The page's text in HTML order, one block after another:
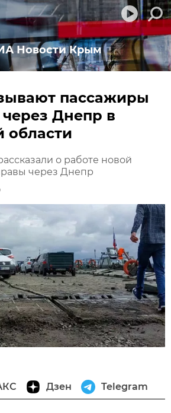
Новости Крым
пассажиры
Днепр в
области
о работе новой
через Днепр
Дзен Telegram